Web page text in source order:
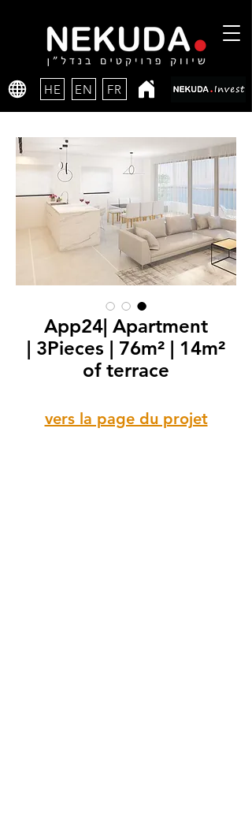
HE EN FR
App24| Apartment
| 3Pieces | 76m² | 14m²
of terrace
vers la page du projet